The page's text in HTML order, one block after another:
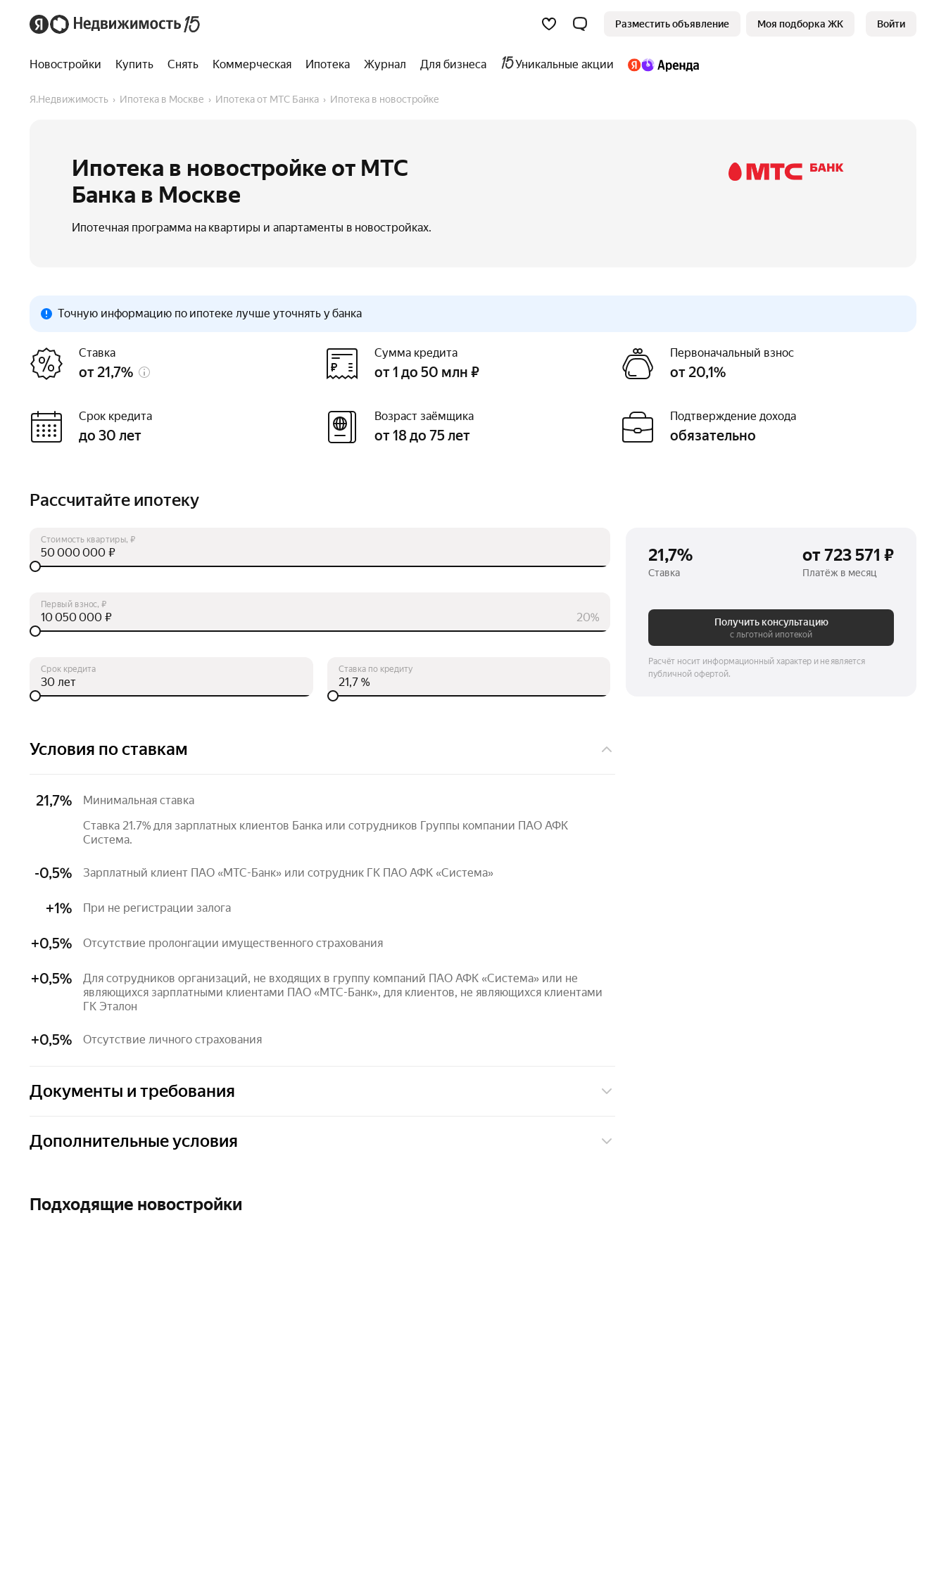
Разместить объявление Моя подборка ЖК Войти
Новостройки Купить Снять Коммерческая Ипотека Журнал Для бизнеса Уникальные акции
Я.Недвижимость Ипотека в Москве Ипотека от МТС Банка Ипотека в новостройке
Ипотека в новостройке от МТС
Банка в Москве
Ипотечная программа на квартиры и апартаменты в новостройках.
Точную информацию по ипотеке лучше уточнять у банка
Ставка
от 21,7%
Сумма кредита
от 1 до 50 млн ₽
Первоначальный взнос
от 20,1%
Срок кредита
до 30 лет
Возраст заёмщика
от 18 до 75 лет
Подтверждение дохода
обязательно
Рассчитайте ипотеку
Стоимость квартиры, ₽
₽
Первый взнос, ₽
20%
₽
Срок кредита
лет
Ставка по кредиту
%
21,7%
Ставка
от 723 571 ₽
Платёж в месяц
Получить консультацию
с льготной ипотекой
Расчёт носит информационный характер и не является
публичной офертой.
Условия по ставкам
21,7%
Минимальная ставка
Ставка 21.7% для зарплатных клиентов Банка или сотрудников Группы компании ПАО АФК
Система.
-0,5% Зарплатный клиент ПАО «МТС-Банк» или сотрудник ГК ПАО АФК «Система»
+1% При не регистрации залога
+0,5% Отсутствие пролонгации имущественного страхования
+0,5%
Для сотрудников организаций, не входящих в группу компаний ПАО АФК «Система» или не
являющихся зарплатными клиентами ПАО «МТС-Банк», для клиентов, не являющихся клиентами
ГК Эталон
+0,5% Отсутствие личного страхования
Документы и требования
Подтверждение дохода
Справка по форме банка
Дополнительные условия
Подходящие новостройки